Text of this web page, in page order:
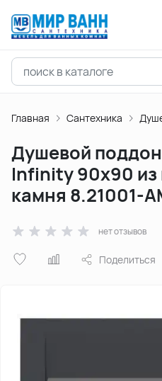
Главная Сантехника
Душевой
Infinity 90х90 из
камня 8.21001-
нет отзывов
Поделиться